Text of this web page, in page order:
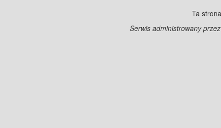
Ta
Serwis administrowany przez